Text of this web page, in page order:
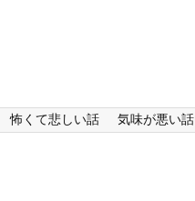
怖くて悲しい話 気味が悪い話